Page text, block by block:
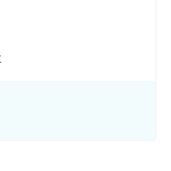
Liikunta ja